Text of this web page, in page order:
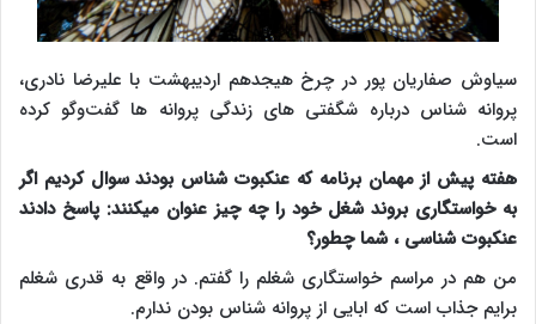
سیاوش صفاریان پور در چرخ هیجدهم اردیبهشت با علیرضا نادری،
پروانه شناس درباره شگفتی های زندگی پروانه ها گفت‌وگو کرده
است.
هفته پیش از مهمان برنامه که عنکبوت شناس بودند سوال کردیم اگر
به خواستگاری بروند شغل خود را چه چیز عنوان میکنند: پاسخ دادند
عنکبوت شناسی ، شما چطور؟
من هم در مراسم خواستگاری شغلم را گفتم. در واقع به قدری شغلم
برایم جذاب است که ابایی از پروانه شناس بودن ندارم.